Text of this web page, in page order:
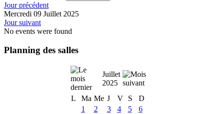
Jour précédent
Mercredi 09 Juillet 2025
Jour suivant
No events were found
Planning des salles
Juillet
2025
L
Ma Me J V S
D
1
2 3 4 5
6